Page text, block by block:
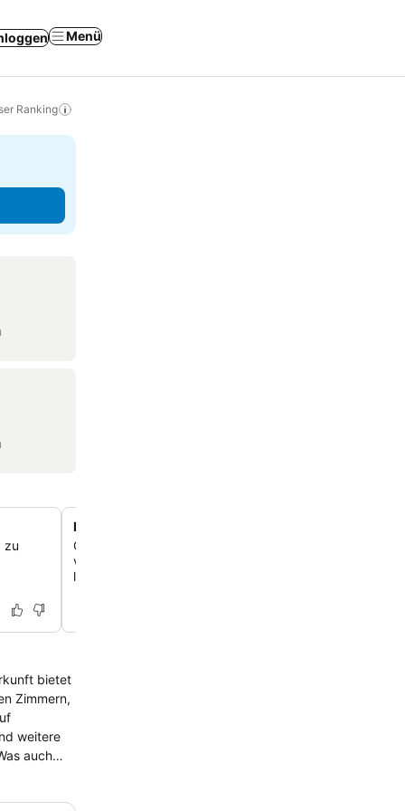
Menü
Ranking
zu
Praktischer Zimmerservice vom lokalen Café
Genieße den Komfort des Zimmerservices mit
von einem nahegelegenen Café geliefert werden. So
lokale Küche ganz bequem.
bietet
Zimmern,
weitere
auch